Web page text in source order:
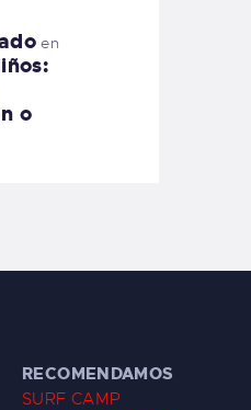
en
o
RECOMENDAMOS
SURF CAMP